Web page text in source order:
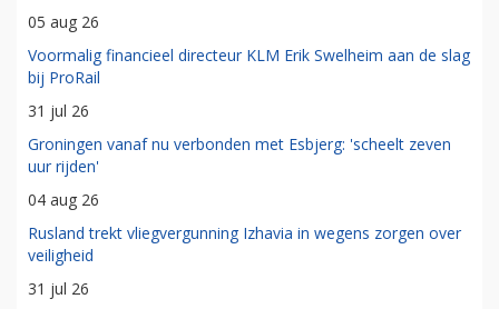
05 aug 26
Voormalig financieel directeur KLM Erik Swelheim aan de slag
bij ProRail
31 jul 26
Groningen vanaf nu verbonden met Esbjerg: 'scheelt zeven
uur rijden'
04 aug 26
Rusland trekt vliegvergunning Izhavia in wegens zorgen over
veiligheid
31 jul 26